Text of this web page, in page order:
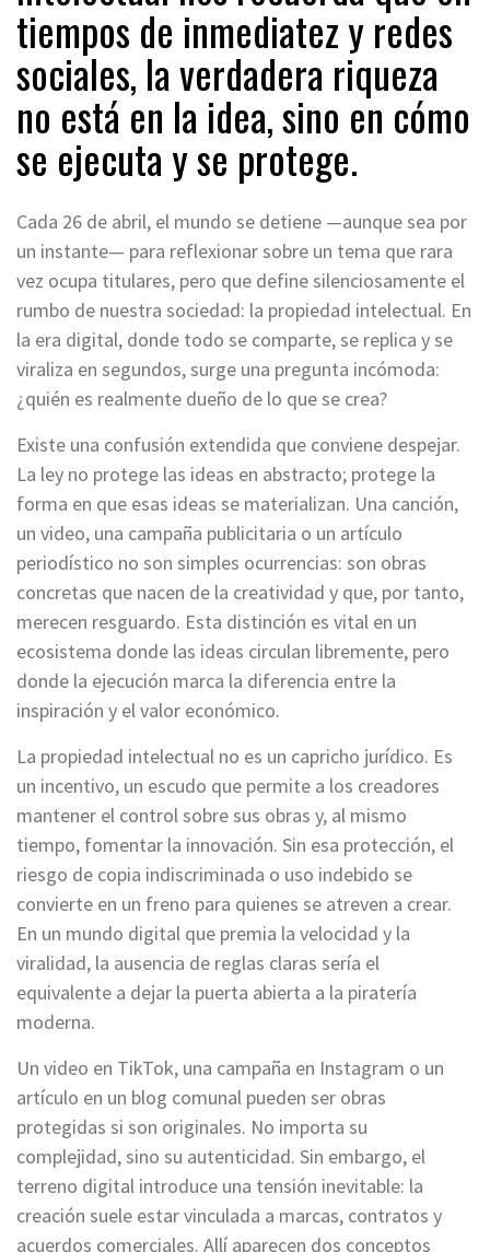
tiempos de inmediatez y redes
sociales, la verdadera riqueza
no está en la idea, sino en cómo
se ejecuta y se protege.
Cada 26 de abril, el mundo se detiene —aunque sea por
un instante— para reflexionar sobre un tema que rara
vez ocupa titulares, pero que define silenciosamente el
rumbo de nuestra sociedad: la propiedad intelectual. En
la era digital, donde todo se comparte, se replica y se
viraliza en segundos, surge una pregunta incómoda:
¿quién es realmente dueño de lo que se crea?
Existe una confusión extendida que conviene despejar.
La ley no protege las ideas en abstracto; protege la
forma en que esas ideas se materializan. Una canción,
un video, una campaña publicitaria o un artículo
periodístico no son simples ocurrencias: son obras
concretas que nacen de la creatividad y que, por tanto,
merecen resguardo. Esta distinción es vital en un
ecosistema donde las ideas circulan libremente, pero
donde la ejecución marca la diferencia entre la
inspiración y el valor económico.
La propiedad intelectual no es un capricho jurídico. Es
un incentivo, un escudo que permite a los creadores
mantener el control sobre sus obras y, al mismo
tiempo, fomentar la innovación. Sin esa protección, el
riesgo de copia indiscriminada o uso indebido se
convierte en un freno para quienes se atreven a crear.
En un mundo digital que premia la velocidad y la
viralidad, la ausencia de reglas claras sería el
equivalente a dejar la puerta abierta a la piratería
moderna.
Un video en TikTok, una campaña en Instagram o un
artículo en un blog comunal pueden ser obras
protegidas si son originales. No importa su
complejidad, sino su autenticidad. Sin embargo, el
terreno digital introduce una tensión inevitable: la
creación suele estar vinculada a marcas, contratos y
acuerdos comerciales. Allí aparecen dos conceptos